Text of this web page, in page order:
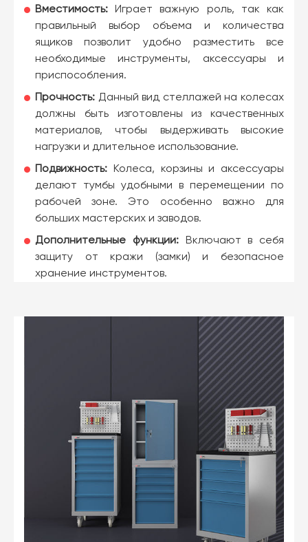
Вместимость: Играет важную роль, так как
правильный выбор объема и количества
ящиков позволит удобно разместить все
необходимые инструменты, аксессуары и
приспособления.
Прочность: Данный вид стеллажей на колесах
должны быть изготовлены из качественных
материалов, чтобы выдерживать высокие
нагрузки и длительное использование.
Подвижность: Колеса, корзины и аксессуары
делают тумбы удобными в перемещении по
рабочей зоне. Это особенно важно для
больших мастерских и заводов.
Дополнительные функции:Включают в себя
защиту от кражи (замки) и безопасное
хранение инструментов.